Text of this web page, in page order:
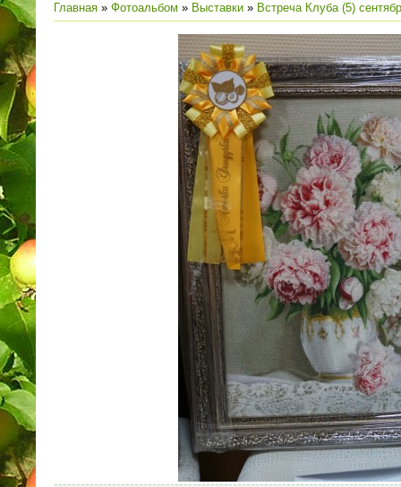
Главная » Фотоальбом » Выставки » Встреча Клуба (5)